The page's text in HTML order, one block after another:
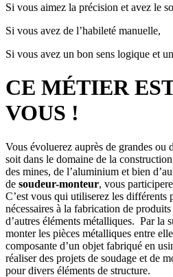
Si vous aimez la précision et avez le
Si vous avez de l’habileté manuelle,
Si vous avez un bon sens logique et
CE MÉTIER
VOUS !
Vous évoluerez auprès de grandes ou
soit dans le domaine de la
des mines, de l’aluminium et bien
de soudeur-monteur, vous
C’est vous qui utiliserez les différents
nécessaires à la fabrication de
d’autres éléments métalliques. Par la
monter les pièces métalliques entre
composante d’un objet fabriqué en
réaliser des projets de soudage et de
pour divers éléments de structure.